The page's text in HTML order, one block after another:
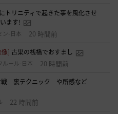
トリニティで起きた事を風化させ
ます!
ン-日本 20 時間前
] 古巣の桟橋でおすまし
ルール-日本 20 時間前
戦 裏テクニック や所感など
22 時間前